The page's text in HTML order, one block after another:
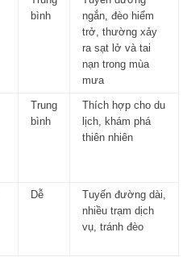
bình
ngắn, đèo hiểm
trở, thường xảy
ra sạt lở và tai
nạn trong mùa
mưa
Trung
bình
Thích hợp cho du
lịch, khám phá
thiên nhiên
Dễ
Tuyến đường dài,
nhiều trạm dịch
vụ, tránh đèo